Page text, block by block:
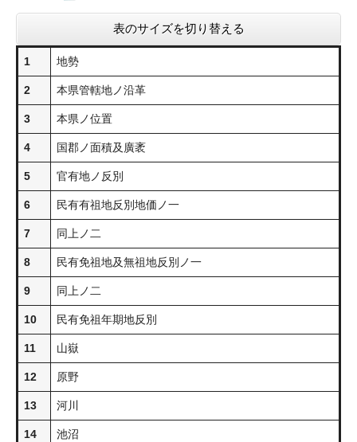
表のサイズを切り替える
1 地勢
2 本県管轄地ノ沿革
3 本県ノ位置
4 国郡ノ面積及廣袤
5 官有地ノ反別
6 民有有祖地反別地価ノ一
7 同上ノ二
8 民有免祖地及無祖地反別ノ一
9 同上ノ二
10 民有免祖年期地反別
11 山嶽
12 原野
13 河川
14 池沼